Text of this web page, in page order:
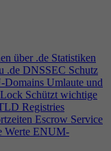
über .de Statistiken
.de DNSSEC Schutz
Domains Umlaute und
Schützt wichtige
Registries
Escrow Service
Werte ENUM-